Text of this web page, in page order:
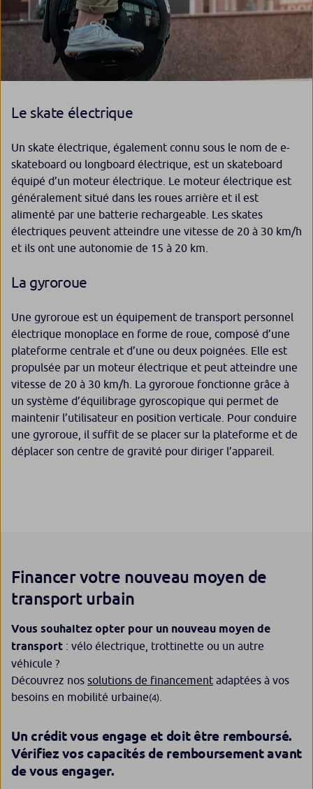
Le skate électrique
Un skate électrique, également connu sous le nom de e-
skateboard ou longboard électrique, est un skateboard
équipé d’un moteur électrique. Le moteur électrique est
généralement situé dans les roues arrière et il est
alimenté par une batterie rechargeable. Les skates
électriques peuvent atteindre une vitesse de 20 à 30 km/h
et ils ont une autonomie de 15 à 20 km.
La gyroroue
Une gyroroue est un équipement de transport personnel
électrique monoplace en forme de roue, composé d’une
plateforme centrale et d’une ou deux poignées. Elle est
propulsée par un moteur électrique et peut atteindre une
vitesse de 20 à 30 km/h. La gyroroue fonctionne grâce à
un système d’équilibrage gyroscopique qui permet de
maintenir l’utilisateur en position verticale. Pour conduire
une gyroroue, il suffit de se placer sur la plateforme et de
déplacer son centre de gravité pour diriger l’appareil.
Financer votre nouveau moyen de
transport urbain
Vous souhaitez opter pour un nouveau moyen de
transport : vélo électrique, trottinette ou un autre
véhicule ?
Découvrez nos solutions de financement adaptées à vos
besoins en mobilité urbaine(4)
Un crédit vous engage et doit être remboursé.
Vérifiez vos capacités de remboursement avant
de vous engager.